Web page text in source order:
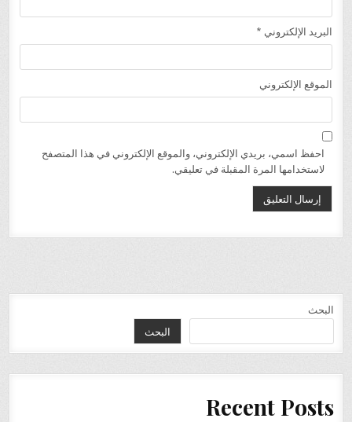
البريد الإلكتروني *
الموقع الإلكتروني
احفظ اسمي، بريدي الإلكتروني، والموقع الإلكتروني في هذا المتصفح
لاستخدامها المرة المقبلة في تعليقي.
البحث
البحث
Recent Posts